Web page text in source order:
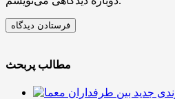
مطالب پربحث